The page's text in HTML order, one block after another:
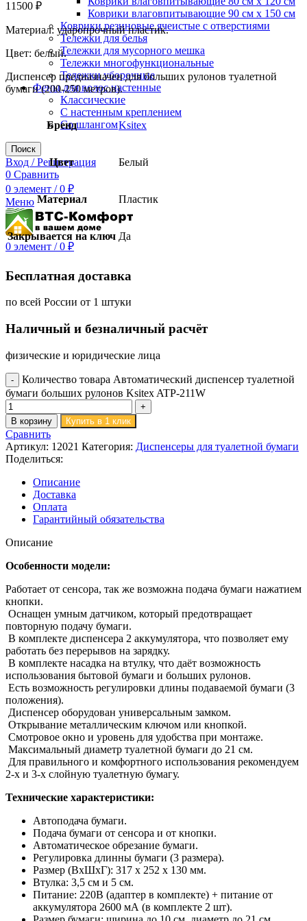
Коврики влаговпитывающие 90 см х 150 см
Коврики резиновые ячеистые с отверстиями
Тележки для белья
Тележки для мусорного мешка
Тележки многофункциональные
Тележки уборочные
Фены для волос настенные
Классические
С настенным креплением
Со шлангом
Поиск
Вход / Регистрация
0 Сравнить
0 элемент / 0 ₽
Меню
0 элемент / 0 ₽
11500 ₽
Материал: ударопрочный пластик.
Цвет: белый.
Диспенсер предназначен для больших рулонов туалетной
бумаги (200-250 метров).
Бренд Ksitex
Цвет Белый
Материал Пластик
Закрывается на ключ Да
Бесплатная доставка
по всей России от 1 штуки
Наличный и безналичный расчёт
физические и юридические лица
Количество товара Автоматический диспенсер туалетной
бумаги больших рулонов Ksitex ATP-211W
В корзину Купить в 1 клик
Сравнить
Артикул: 12021 Категория: Диспенсеры для туалетной бумаги
Поделиться:
Описание
Доставка
Оплата
Гарантийный обязательства
Описание
Особенности модели:
Работает от сенсора, так же возможна подача бумаги нажатием
кнопки.
Оснащен умным датчиком, который предотвращает
повторную подачу бумаги.
В комплекте диспенсера 2 аккумулятора, что позволяет ему
работать без перерывов на зарядку.
В комплекте насадка на втулку, что даёт возможность
использования бытовой бумаги и больших рулонов.
Есть возможность регулировки длины подаваемой бумаги (3
положения).
Диспенсер оборудован универсальным замком.
Открывание металлическим ключом или кнопкой.
Смотровое окно и уровень для удобства при монтаже.
Максимальный диаметр туалетной бумаги до 21 см.
Для правильного и комфортного использования рекомендуем
2-х и 3-х слойную туалетную бумагу.
Технические характеристики:
Автоподача бумаги.
Подача бумаги от сенсора и от кнопки.
Автоматическое обрезание бумаги.
Регулировка длинны бумаги (3 размера).
Размер (ВхШхГ): 317 х 252 х 130 мм.
Втулка: 3,5 см и 5 см.
Питание: 220В (адаптер в комплекте) + питание от
аккумулятора 2600 мА (в комплекте 2 шт).